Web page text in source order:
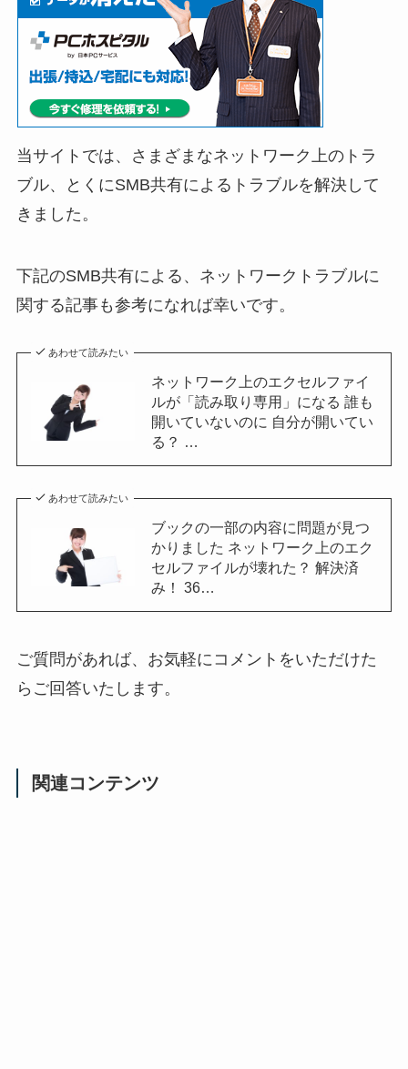
当サイトでは、さまざまなネットワーク上のトラ
ブル、とくにSMB共有によるトラブルを解決して
きました。
下記のSMB共有による、ネットワークトラブルに
関する記事も参考になれば幸いです。
あわせて読みたい
ネットワーク上のエクセルファイ
ルが「読み取り専用」になる 誰も
開いていないのに 自分が開いてい
る？ …
あわせて読みたい
ブックの一部の内容に問題が見つ
かりました ネットワーク上のエク
セルファイルが壊れた？ 解決済
み！ 36…
ご質問があれば、お気軽にコメントをいただけた
らご回答いたします。
関連コンテンツ